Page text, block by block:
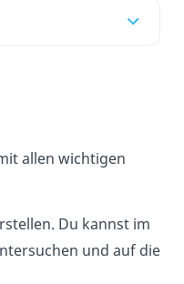
allen wichtigen
Du kannst im
und auf die